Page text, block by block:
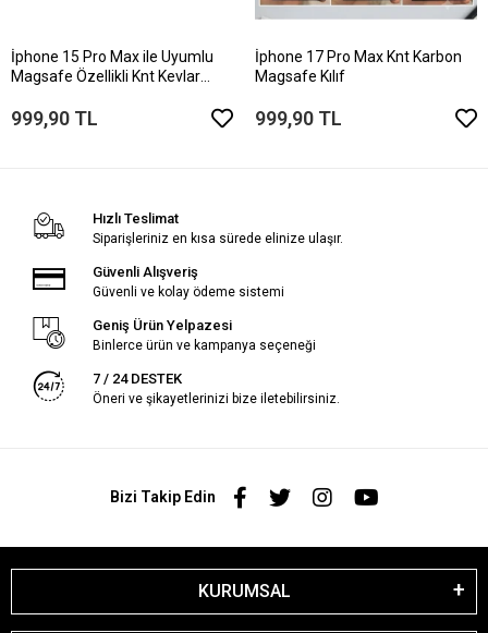
İphone 15 Pro Max ile Uyumlu
Magsafe Özellikli Knt Kevlar
999,90 TL
İphone 17 Pro Max Knt Karbon
Magsafe Kılıf
999,90 TL
Hızlı Teslimat
Siparişleriniz en kısa sürede elinize ulaşır.
Güvenli Alışveriş
Güvenli ve kolay ödeme sistemi
Geniş Ürün Yelpazesi
Binlerce ürün ve kampanya seçeneği
7 / 24 DESTEK
Öneri ve şikayetlerinizi bize iletebilirsiniz.
Bizi Takip Edin
KURUMSAL